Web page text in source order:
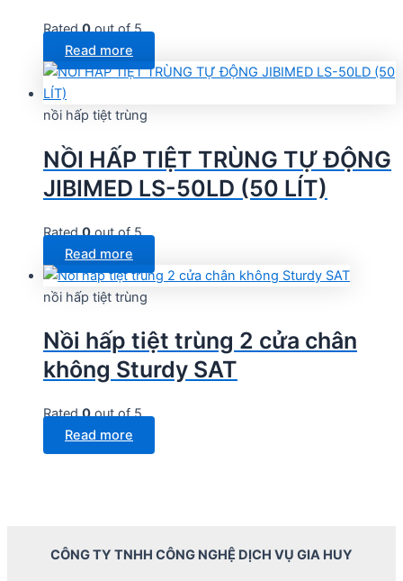
Rated0out of 5
Read more
nồi hấp tiệt trùng
NỒI HẤP TIỆT TRÙNG TỰ ĐỘNG
JIBIMED LS-50LD (50 LÍT)
Rated0out of 5
Read more
nồi hấp tiệt trùng
Nồi hấp tiệt trùng 2 cửa chân
không Sturdy SAT
Rated0out of 5
Read more
CÔNG TY TNHH CÔNG NGHỆ DỊCH VỤ GIA HUY